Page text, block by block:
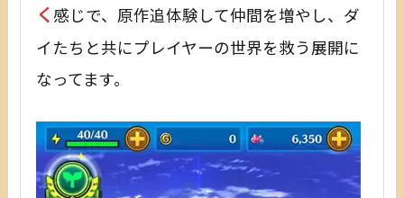
く感じで、原作追体験して仲間を増やし、ダ
イたちと共にプレイヤーの世界を救う展開に
なってます。